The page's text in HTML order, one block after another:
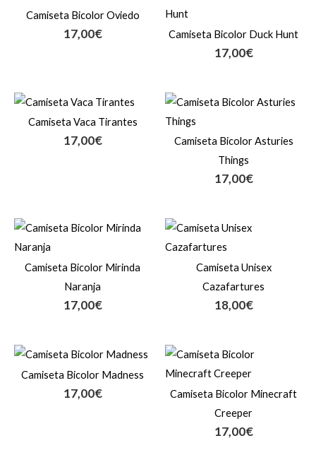
Camiseta Bicolor Oviedo
17,00€ Camiseta Bicolor Duck Hunt
17,00€
Camiseta Vaca Tirantes
17,00€
Camiseta Bicolor Asturies
Things
17,00€
Camiseta Bicolor Mirinda
Naranja
17,00€
Camiseta Unisex
Cazafartures
18,00€
Camiseta Bicolor Madness
17,00€
Camiseta Bicolor Minecraft
Creeper
17,00€